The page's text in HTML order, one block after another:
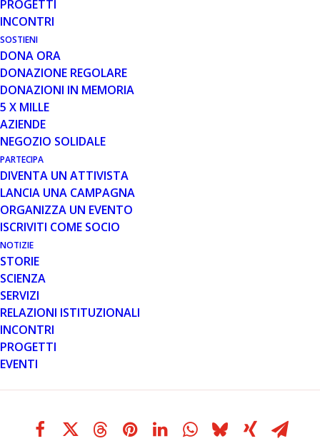
PROGETTI
INCONTRI
SOSTIENI
DONA ORA
DONAZIONE REGOLARE
DONAZIONI IN MEMORIA
5 X MILLE
AZIENDE
NEGOZIO SOLIDALE
PARTECIPA
DIVENTA UN ATTIVISTA
LANCIA UNA CAMPAGNA
ORGANIZZA UN EVENTO
ISCRIVITI COME SOCIO
NOTIZIE
STORIE
SCIENZA
SERVIZI
RELAZIONI ISTITUZIONALI
INCONTRI
PROGETTI
EVENTI
Sabato 7 Novembre si svolgerà l’ottava edizione
dell’evento “Emozione di Mai”: ritorna l’ormai classica
formula che unisce teatro e musica presso il Teatro
Artemisio di Velletri.
Per il quarto anno consecutivo, Parent Project aps,
insieme a W La Vita onlus, sarà destinataria del ricavato
della manifestazione, nata proprio per dare sostegno
alle realtà legata alle malattie neurodegenerative.
A condurre saranno ancora una volta Tiziana
Mammucari e Giancarlo Aluigi; l’organizzatore della
serata è a cura di Mauro Ingafù .
Per informazioni è possibile consultare la pagina
Facebook L’Emozione di Mai.